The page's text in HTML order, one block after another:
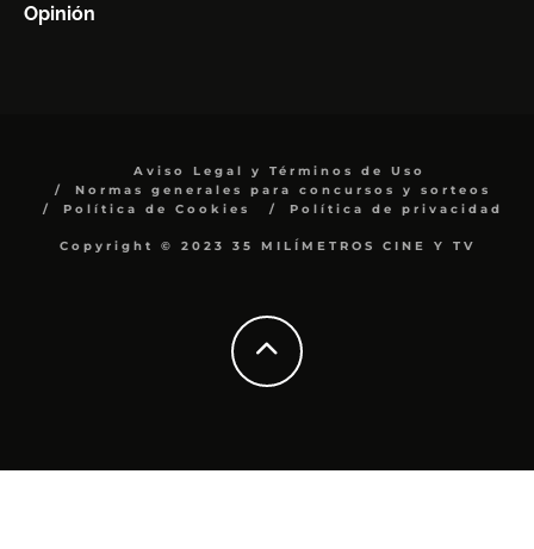
Opinión
Aviso Legal y Términos de Uso
Normas generales para concursos y sorteos
Política de Cookies
Política de privacidad
Copyright © 2023 35 MILÍMETROS CINE Y TV